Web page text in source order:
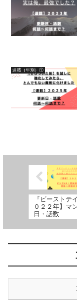
連載（年別）①
『ビーストテ
０２２年】マ
日・話数